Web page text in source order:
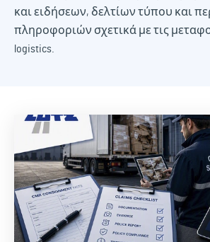
και ειδήσεων, δελτίων τύπου και
πληροφοριών σχετικά με τις
logistics.